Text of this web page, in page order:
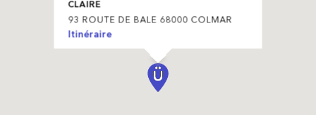
CLAIRE
93 ROUTE DE BALE 68000 COLMAR
Itinéraire